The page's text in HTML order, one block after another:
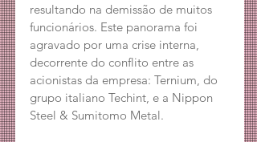
resultando na demissão de muitos
funcionários. Este panorama foi
agravado por uma crise interna,
decorrente do conflito entre as
acionistas da empresa: Ternium, do
grupo italiano Techint, e a Nippon
Steel & Sumitomo Metal.